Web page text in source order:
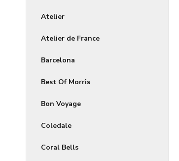
Atelier
Atelier de France
Barcelona
Best Of Morris
Bon Voyage
Coledale
Coral Bells